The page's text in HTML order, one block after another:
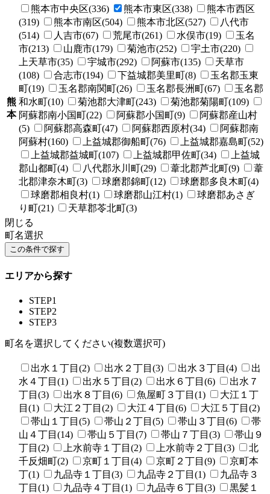
熊
本
熊本市中央区(336) 熊本市東区(338)
熊本市西区
(319)
熊本市南区(504) 熊本市北区(527)
八代市
(514)
人吉市(67) 荒尾市(261) 水俣市(19)
玉名
市(213)
山鹿市(179) 菊池市(252)
宇土市(220)
上天草市(35)
宇城市(292) 阿蘇市(135)
天草市
(108)
合志市(194) 下益城郡美里町(8)
玉名郡玉東
町(19)
玉名郡南関町(26) 玉名郡長洲町(67)
玉名郡
和水町(10)
菊池郡大津町(243)
菊池郡菊陽町(109)
阿蘇郡南小国町(22)
阿蘇郡小国町(9)
阿蘇郡産山村
(5)
阿蘇郡高森町(47) 阿蘇郡西原村(34)
阿蘇郡南
阿蘇村(160)
上益城郡御船町(76)
上益城郡嘉島町(52)
上益城郡益城町(107)
上益城郡甲佐町(34)
上益城
郡山都町(4)
八代郡氷川町(29) 葦北郡芦北町(9)
葦
北郡津奈木町(3)
球磨郡錦町(12)
球磨郡多良木町(4)
球磨郡相良村(1)
球磨郡山江村(1)
球磨郡あさぎ
り町(21)
天草郡苓北町(3)
閉じる
町名選択
エリアから探す
STEP1
STEP2
STEP3
町名を選択してください(複数選択可)
出水１丁目(2) 出水２丁目(3) 出水３丁目(4)
出
水４丁目(1)
出水５丁目(2) 出水６丁目(6)
出水７
丁目(3)
出水８丁目(6) 魚屋町３丁目(1)
大江１丁
目(1)
大江２丁目(2) 大江４丁目(6)
大江５丁目(2)
帯山１丁目(5)
帯山２丁目(5) 帯山３丁目(6)
帯
山４丁目(14)
帯山５丁目(7) 帯山７丁目(3)
帯山９
丁目(2)
上水前寺１丁目(2) 上水前寺２丁目(3)
北
千反畑町(2)
京町１丁目(4) 京町２丁目(9)
京町本
丁(1)
九品寺１丁目(3) 九品寺２丁目(1)
九品寺３
丁目(1)
九品寺４丁目(1) 九品寺６丁目(3)
黒髪１